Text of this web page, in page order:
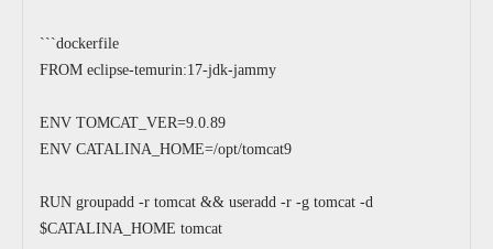
```dockerfile
FROM eclipse-temurin:17-jdk-jammy
ENV TOMCAT_VER=9.0.89
ENV CATALINA_HOME=/opt/tomcat9
RUN groupadd -r tomcat && useradd -r -g tomcat -d
$CATALINA_HOME tomcat